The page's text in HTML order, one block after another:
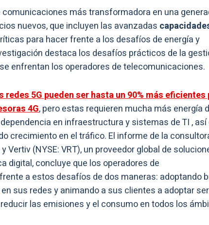
más transformadora en una
nuevos, que incluyen las avanzadas
para hacer frente a los desafíos de energía y
destaca los desafíos prácticos de la
enfrentan los operadores de telecomunicaciones.
redes 5G pueden ser hasta un 90% más eficientes
4G, pero estas requieren mucha más energía
en infraestructura y sistemas de TI ,
crecimiento en el tráfico. El informe de la
(NYSE: VRT), un proveedor global de
digital, concluye que los operadores de
a estos desafíos de dos maneras: adoptando
sus redes y animando a sus clientes a adoptar
las emisiones y el consumo en todos los